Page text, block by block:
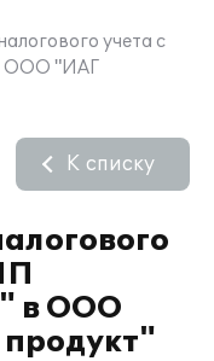
учета с
ООО "ИАГ
в ООО
К списку